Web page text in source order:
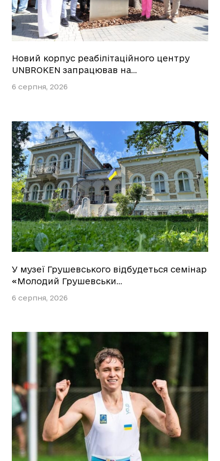
Новий корпус реабілітаційного центру
UNBROKEN запрацював на…
6 серпня, 2026
У музеї Грушевського відбудеться семінар
«Молодий Грушевськи…
6 серпня, 2026